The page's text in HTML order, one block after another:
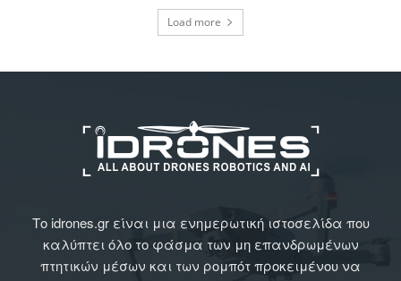
Load more
Το idrones.gr είναι μια ενημερωτική ιστοσελίδα που
καλύπτει όλο το φάσμα των μη επανδρωμένων
πτητικών μέσων και των ρομπότ προκειμένου να